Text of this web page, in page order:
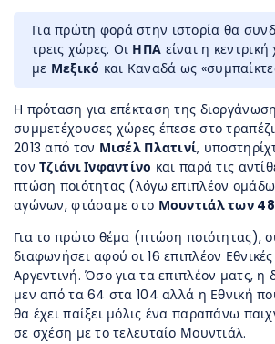
Για πρώτη φορά στην ιστορία θα
τρεις χώρες. Οι ΗΠΑ είναι η
με Μεξικό και Καναδά ως
Η πρόταση για επέκταση της
συμμετέχουσες χώρες έπεσε στο
2013 από τον Μισέλ Πλατινί,
τονΤζιάνι Ινφαντίνο και παρά τις
πτώση ποιότητας (λόγω επιπλέον
αγώνων, φτάσαμε στο Μουντιάλ των
Για το πρώτο θέμα (πτώση ποιότητας),
διαφωνήσει αφού οι 16 επιπλέον
Αργεντινή. Όσο για τα επιπλέον ματς, η
μεν από τα 64 στα 104 αλλά η Εθνική
θα έχει παίξει μόλις ένα παραπάνω
σε σχέση με το τελευταίο Μουντιάλ.